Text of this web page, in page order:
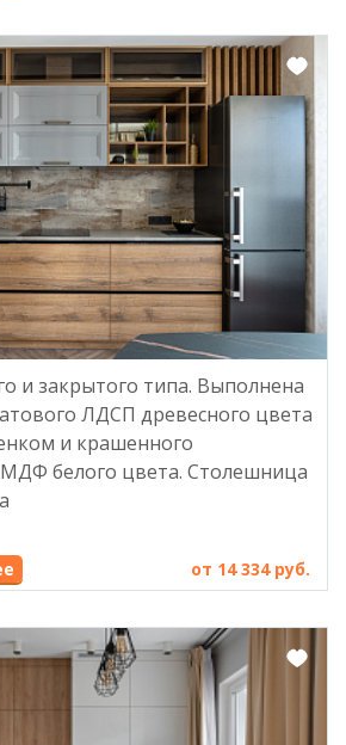
и закрытого типа. Выполнена
ЛДСП древесного цвета
и крашенного
белого цвета. Столешница
от 14 334 руб.